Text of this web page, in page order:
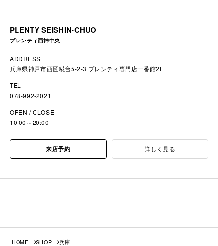
PLENTY SEISHIN-CHUO
プレンティ西神中央
ADDRESS
兵庫県神戸市西区糀台5-2-3 プレンティ専門店一番館2F
TEL
078-992-2021
OPEN / CLOSE
10:00～20:00
来店予約 詳しく見る
HOME SHOP 兵庫